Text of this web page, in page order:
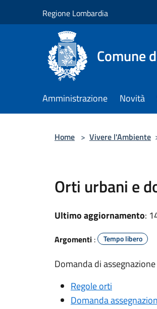
Regione Lombardia
Comune
Amministrazione Novità
Home > Vivere l'Ambiente
Orti urbani e
Ultimo aggiornamento:
Argomenti : Tempo libero
Domanda di
Regole orti
Domanda